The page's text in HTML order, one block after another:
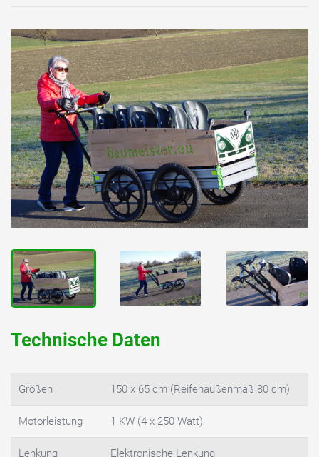
Technische Daten
Größen 150 x 65 cm (Reifenaußenmaß 80 cm)
Motorleistung 1 KW (4 x 250 Watt)
Lenkung Elektronische Lenkung